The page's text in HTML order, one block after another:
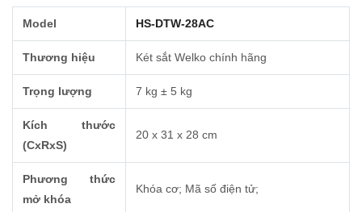
Model HS-DTW-28AC
Thương hiệu Két sắt Welko chính hãng
Trọng lượng 7 kg ± 5 kg
Kích thước
(CxRxS)
20 x 31 x 28 cm
Phương thức
mở khóa
Khóa cơ; Mã số điện tử;